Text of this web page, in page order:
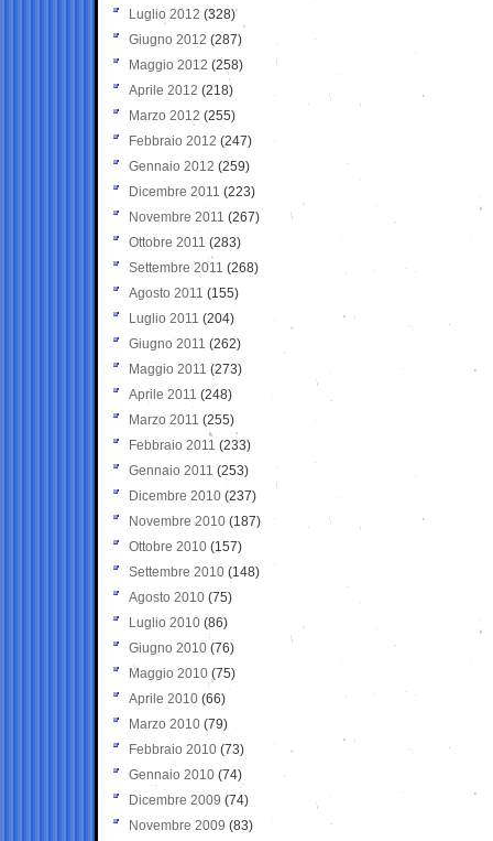
Luglio 2012 (328)
Giugno 2012 (287)
Maggio 2012 (258)
Aprile 2012 (218)
Marzo 2012 (255)
Febbraio 2012 (247)
Gennaio 2012 (259)
Dicembre 2011 (223)
Novembre 2011 (267)
Ottobre 2011 (283)
Settembre 2011 (268)
Agosto 2011 (155)
Luglio 2011 (204)
Giugno 2011 (262)
Maggio 2011 (273)
Aprile 2011 (248)
Marzo 2011 (255)
Febbraio 2011 (233)
Gennaio 2011 (253)
Dicembre 2010 (237)
Novembre 2010 (187)
Ottobre 2010 (157)
Settembre 2010 (148)
Agosto 2010 (75)
Luglio 2010 (86)
Giugno 2010 (76)
Maggio 2010 (75)
Aprile 2010 (66)
Marzo 2010 (79)
Febbraio 2010 (73)
Gennaio 2010 (74)
Dicembre 2009 (74)
Novembre 2009 (83)